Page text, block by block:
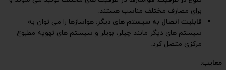
هواسازها را می توان به
و سیستم های تهویه مطبوع